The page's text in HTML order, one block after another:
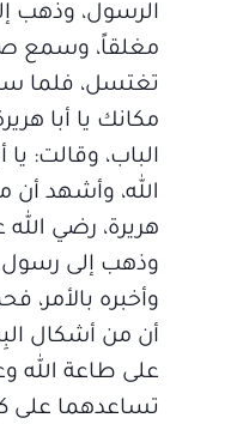
الرسول، وذهب
مغلقاً، وسمع
تغتسل، فلما
مكانك يا أبا
الباب، وقالت: يا
الله، وأشهد أن
هريرة، رضي الله
وذهب إلى رسول
وأخبره بالأمر،
أن من أشكال
على طاعة الله
تساعدهما على